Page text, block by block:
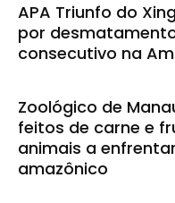
APA Triunfo do
por
consecutivo na
Zoológico de
feitos de carne e
animais a
amazônico